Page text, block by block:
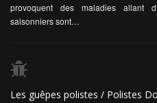
provoquent des maladies allant
saisonniers sont…
Les guêpes polistes / Polistes